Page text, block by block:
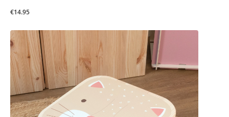
€14.95